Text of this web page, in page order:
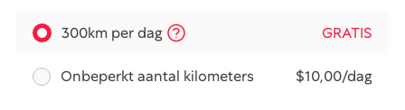
300km per dag GRATIS
Onbeperkt aantal kilometers $10,00/dag